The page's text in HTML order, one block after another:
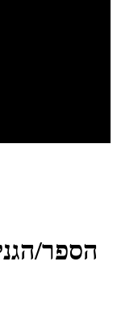
הספר/